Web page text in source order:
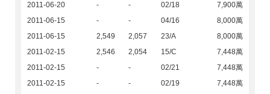
2011-06-20
- - 02/18
7,900萬
2011-06-15
- - 04/16
8,000萬
2011-06-15
2,549 2,057 23/A
8,000萬
2011-02-15
2,546 2,054 15/C
7,448萬
2011-02-15
- - 02/21
7,448萬
2011-02-15
- - 02/19 7,448萬